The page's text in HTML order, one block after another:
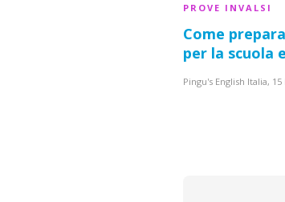
PROVE INVALSI
Come
per la scuola
Pingu's English Italia,